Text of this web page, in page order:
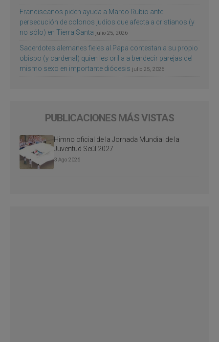
Franciscanos piden ayuda a Marco Rubio ante
persecución de colonos judíos que afecta a cristianos (y
no sólo) en Tierra Santa julio 25, 2026
Sacerdotes alemanes fieles al Papa contestan a su propio
obispo (y cardenal) quien les orilla a bendecir parejas del
mismo sexo en importante diócesis julio 25, 2026
PUBLICACIONES MÁS VISTAS
Himno oficial de la Jornada Mundial de la
Juventud Seúl 2027
3 Ago 2026